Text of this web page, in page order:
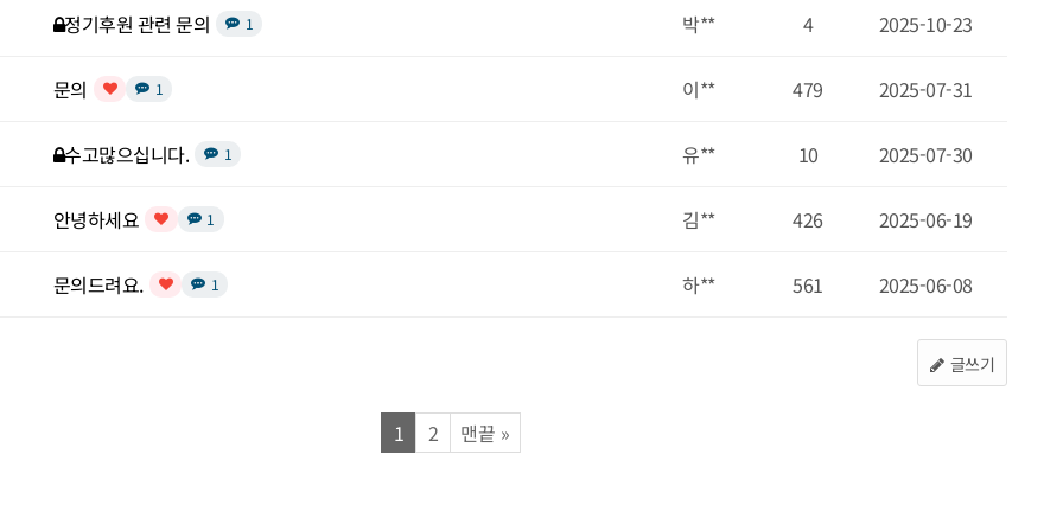
비밀글
정기후원 관련 문의 댓글
1 박** 4 2025-10-23
문의 인기글
댓글
1 이** 479 2025-07-31
비밀글
수고많으십니다. 댓글
1 유** 10 2025-07-30
안녕하세요 인기글
댓글
1 김** 426 2025-06-19
문의드려요. 인기글
댓글
1 하** 561 2025-06-08
글쓰기
열린
1페이지
2페이지
맨끝 페이지
»